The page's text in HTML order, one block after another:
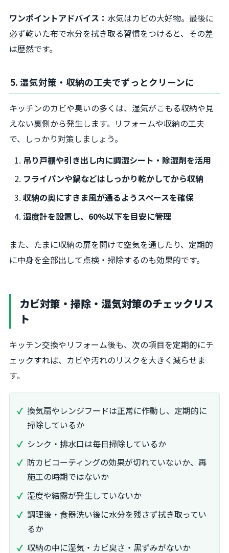
ワンポイントアドバイス： 水気はカビの大好物。最後に
必ず乾いた布で水分を拭き取る習慣をつけると、その差
は歴然です。
5. 湿気対策・収納の工夫でずっとクリーンに
キッチンのカビや臭いの多くは、湿気がこもる収納や見
えない裏側から発生します。リフォームや収納の工夫
で、しっかり対策しましょう。
吊り戸棚や引き出し内に調湿シート・除湿剤を活用
フライパンや鍋などはしっかり乾かしてから収納
収納の奥にすきま風が通るようスペースを確保
湿度計を設置し、60%以下を目安に管理
また、たまに収納の扉を開けて空気を通したり、定期的
に中身を全部出して点検・掃除するのも効果的です。
カビ対策・掃除・湿気対策のチェックリス
ト
キッチン交換やリフォーム後も、次の項目を定期的にチ
ェックすれば、カビや汚れのリスクを大きく減らせま
す。
換気扇やレンジフードは正常に作動し、定期的に
掃除しているか
シンク・排水口は毎日掃除しているか
防カビコーティングの効果が切れていないか、再
施工の時期ではないか
湿度や結露が発生していないか
調理後・食器洗い後に水分を残さず拭き取ってい
るか
収納の中に湿気・カビ臭さ・黒ずみがないか